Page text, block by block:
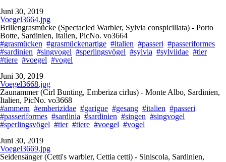
Juni 30, 2019
Voegel3664.jpg
Brillengrasmücke (Spectacled Warbler, Sylvia conspicillata) - Porto
Botte, Sardinien, Italien, PicNo. vo3664
#grasmücken #grasmückenartige #italien #passeri #passeriformes
#sardinien #singvogel #sperlingsvögel #sylvia #sylviidae #tier
#tiere #voegel #vogel
Juni 30, 2019
Voegel3668.jpg
Zaunammer (Cirl Bunting, Emberiza cirlus) - Monte Albo, Sardinien,
Italien, PicNo. vo3668
#ammern #emberizidae #garigue #gesang #italien #passeri
#passeriformes #sardinia #sardinien #singen #singvogel
#sperlingsvögel #tier #tiere #voegel #vogel
Juni 30, 2019
Voegel3669.jpg
Seidensänger (Cetti's warbler, Cettia cetti) - Siniscola, Sardinien,